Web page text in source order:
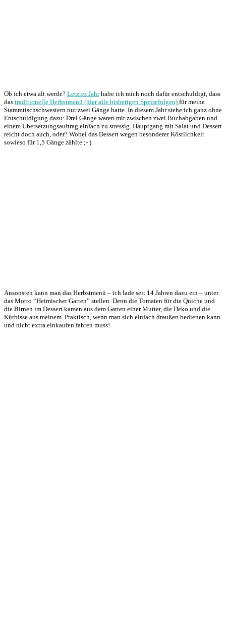
Ob ich etwa alt werde? Letztes Jahrhabe ich mich noch dafür entschuldigt, dass
das traditionelle Herbstmenü (hier alle bisherigen Speisefolgen) für meine
Stammtischschwestern nur zwei Gänge hatte. In diesem Jahr stehe ich ganz ohne
Entschuldigung dazu: Drei Gänge waren mir zwischen zwei Buchabgaben und
einem Übersetzungsauftrag einfach zu stressig. Hauptgang mit Salat und Dessert
reicht doch auch, oder? Wobei das Dessert wegen besonderer Köstlichkeit
sowieso für 1,5 Gänge zählte ;- )
Ansonsten kann man das Herbstmenü – ich lade seit 14 Jahren dazu ein – unter
das Motto “Heimischer Garten” stellen. Denn die Tomaten für die Quiche und
die Birnen im Dessert kamen aus dem Garten einer Mutter, die Deko und die
Kürbisse aus meinem. Praktisch, wenn man sich einfach draußen bedienen kann
und nicht extra einkaufen fahren muss!